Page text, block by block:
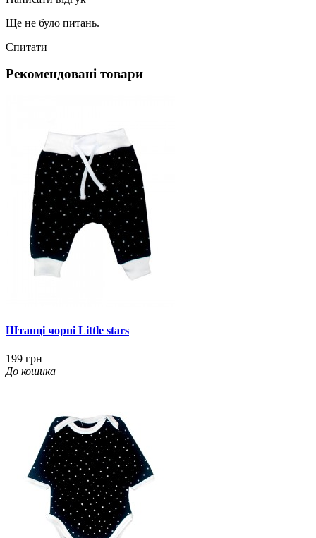
Ще не було питань.
Спитати
Рекомендовані товари
Штанці чорні Little stars
199 грн
До кошика